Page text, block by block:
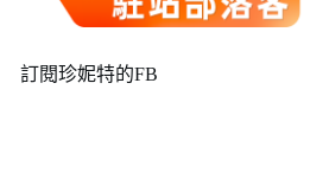
訂閱珍妮特的FB